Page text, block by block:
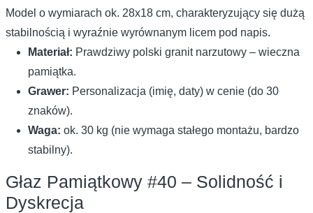
Model o wymiarach ok. 28x18 cm, charakteryzujący się dużą
stabilnością i wyraźnie wyrównanym licem pod napis.
Materiał: Prawdziwy polski granit narzutowy – wieczna
pamiątka.
Grawer: Personalizacja (imię, daty) w cenie (do 30
znaków).
Waga: ok. 30 kg (nie wymaga stałego montażu, bardzo
stabilny).
Głaz Pamiątkowy #40 – Solidność i
Dyskrecja